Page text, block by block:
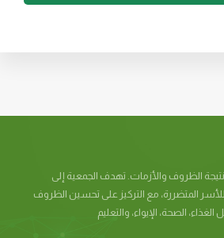
الظروف والأزمات. تھدف الجمعیة إلى
المتضررة، مع التركیز على تحسین الظروف
الصحة، الإیواء، والتعلیم